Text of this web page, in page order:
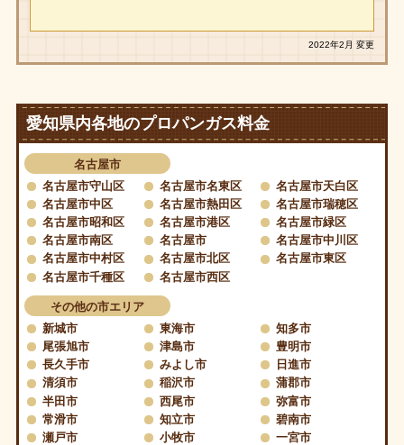
2022年2月 変更
愛知県内各地のプロパンガス料金
名古屋市
名古屋市守山区
名古屋市名東区
名古屋市天白区
名古屋市中区
名古屋市熱田区
名古屋市瑞穂区
名古屋市昭和区
名古屋市港区
名古屋市緑区
名古屋市南区
名古屋市
名古屋市中川区
名古屋市中村区
名古屋市北区
名古屋市東区
名古屋市千種区
名古屋市西区
その他の市エリア
新城市
東海市
知多市
尾張旭市
津島市
豊明市
長久手市
みよし市
日進市
清須市
稲沢市
蒲郡市
半田市
西尾市
弥富市
常滑市
知立市
碧南市
瀬戸市
小牧市
一宮市